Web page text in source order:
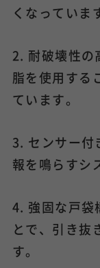
くなっていま
2. 耐破壊性の
脂を使用する
ています。
3. センサー付
報を鳴らすシ
4. 強固な戸袋
とで、引き抜
す。